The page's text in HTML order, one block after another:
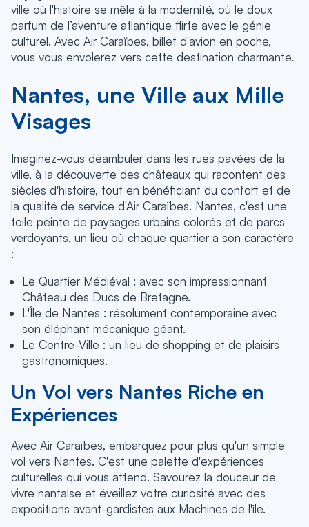
ville où l'histoire se mêle à la modernité, où le doux
parfum de l’aventure atlantique flirte avec le génie
culturel. Avec Air Caraïbes, billet d'avion en poche,
vous vous envolerez vers cette destination charmante.
Nantes, une Ville aux Mille
Visages
Imaginez-vous déambuler dans les rues pavées de la
ville, à la découverte des châteaux qui racontent des
siècles d'histoire, tout en bénéficiant du confort et de
la qualité de service d'Air Caraïbes. Nantes, c'est une
toile peinte de paysages urbains colorés et de parcs
verdoyants, un lieu où chaque quartier a son caractère
:
Le Quartier Médiéval : avec son impressionnant
Château des Ducs de Bretagne.
L'Île de Nantes : résolument contemporaine avec
son éléphant mécanique géant.
Le Centre-Ville : un lieu de shopping et de plaisirs
gastronomiques.
Un Vol vers Nantes Riche en
Expériences
Avec Air Caraïbes, embarquez pour plus qu'un simple
vol vers Nantes. C'est une palette d'expériences
culturelles qui vous attend. Savourez la douceur de
vivre nantaise et éveillez votre curiosité avec des
expositions avant-gardistes aux Machines de l'île.